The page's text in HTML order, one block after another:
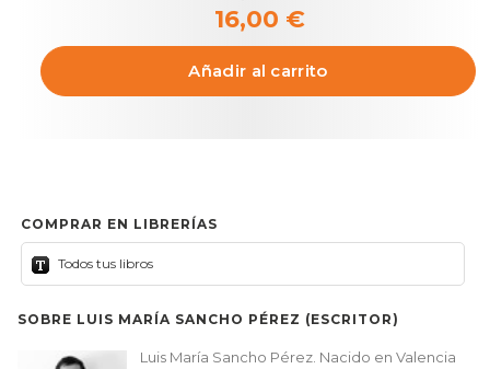
16,00 €
Añadir al carrito
COMPRAR EN LIBRERÍAS
Todos tus libros
SOBRE LUIS MARÍA SANCHO PÉREZ (ESCRITOR)
Luis María Sancho Pérez. Nacido en Valencia